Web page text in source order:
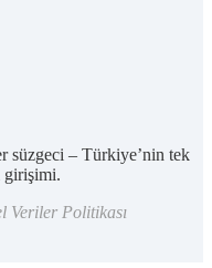
süzgeci – Türkiye’nin tek
girişimi.
Veriler Politikası